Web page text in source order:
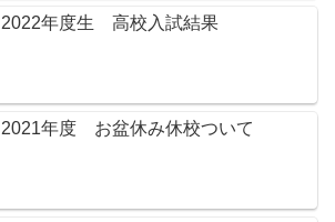
2022年度生 高校入試結果
2021年度 お盆休み休校ついて